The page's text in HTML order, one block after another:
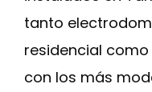
tanto
residencial
con los más